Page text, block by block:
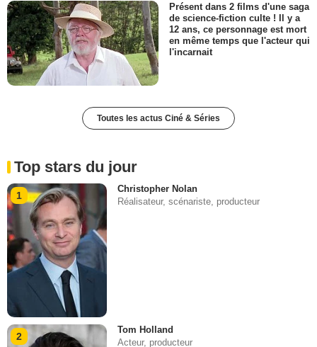
Présent dans 2 films d'une saga
de science-fiction culte ! Il y a
12 ans, ce personnage est mort
en même temps que l'acteur qui
l'incarnait
Toutes les actus Ciné & Séries
Top stars du jour
1
Christopher Nolan
Réalisateur, scénariste, producteur
2
Tom Holland
Acteur, producteur